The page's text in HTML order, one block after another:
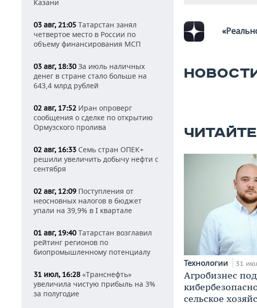
Казани
03 авг, 21:05 Татарстан занял
четвертое место в России по
объему финансирования МСП
03 авг, 18:30За июль наличных
денег в стране стало больше на
643,4 млрд рублей
02 авг, 17:52 Иран опроверг
сообщения о сделке по открытию
Ормузского пролива
02 авг, 16:33 Семь стран ОПЕК+
решили увеличить добычу нефти с
сентября
02 авг, 12:09 Поступления от
неосновных налогов в бюджет
упали на 39,9% в I квартале
01 авг, 19:40Татарстан возглавил
рейтинг регионов по
биопромышленному потенциалу
31 июл, 16:28 «Транснефть»
увеличила чистую прибыль на 3%
за полугодие
Технологии 31
Агробизнес
сельское